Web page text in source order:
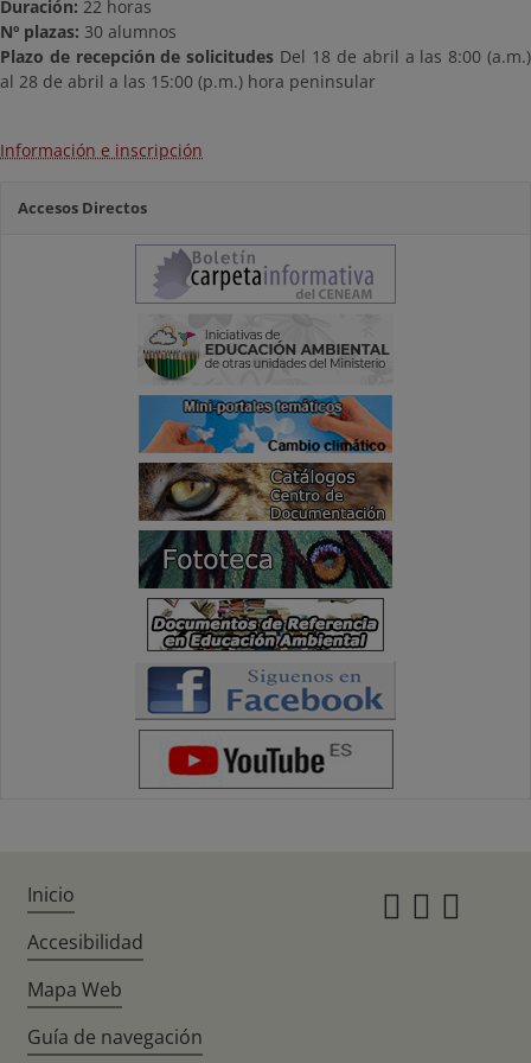
Duración: 22 horas
Nº plazas: 30 alumnos
Plazo de recepción de solicitudes Del 18 de abril a las 8:00 (a.m.)
al 28 de abril a las 15:00 (p.m.) hora peninsular
Información e inscripción
Accesos Directos
Inicio
Accesibilidad
Mapa Web
Guía de navegación